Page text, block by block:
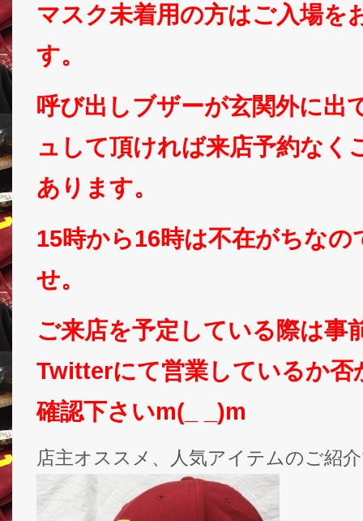
マスク未着用の方はご入場を
す。
呼び出しブザーが玄関外に出
ュして頂ければ来店予約なく
あります。
15時から16時は不在がちなの
せ。
ご来店を予定している際は事
Twitterにて営業しているか否
確認下さいm(_ _)m
店主オススメ、人気アイテムのご紹